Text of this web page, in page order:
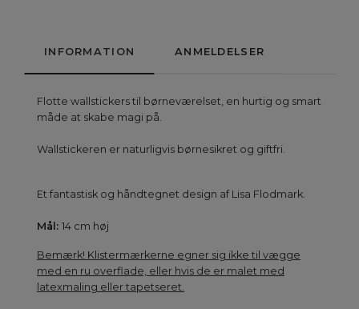
INFORMATION ANMELDELSER
Flotte wallstickers til børneværelset, en hurtig og smart
måde at skabe magi på.
Wallstickeren er naturligvis børnesikret og giftfri.
Et fantastisk og håndtegnet design af Lisa Flodmark.
Mål: 14 cm høj
Bemærk! Klistermærkerne egner sig ikke til vægge
med en ru overflade, eller hvis de er malet med
latexmaling eller tapetseret.